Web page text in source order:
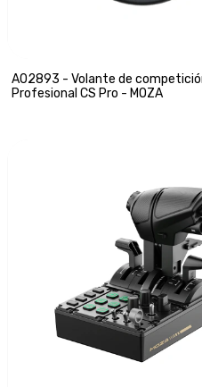
A02893 - Volante de
Profesional CS Pro - MOZA